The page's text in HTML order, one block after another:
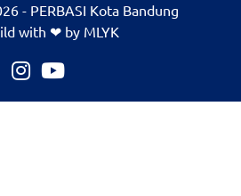
- PERBASI Kota Bandung
with ❤ by MLYK